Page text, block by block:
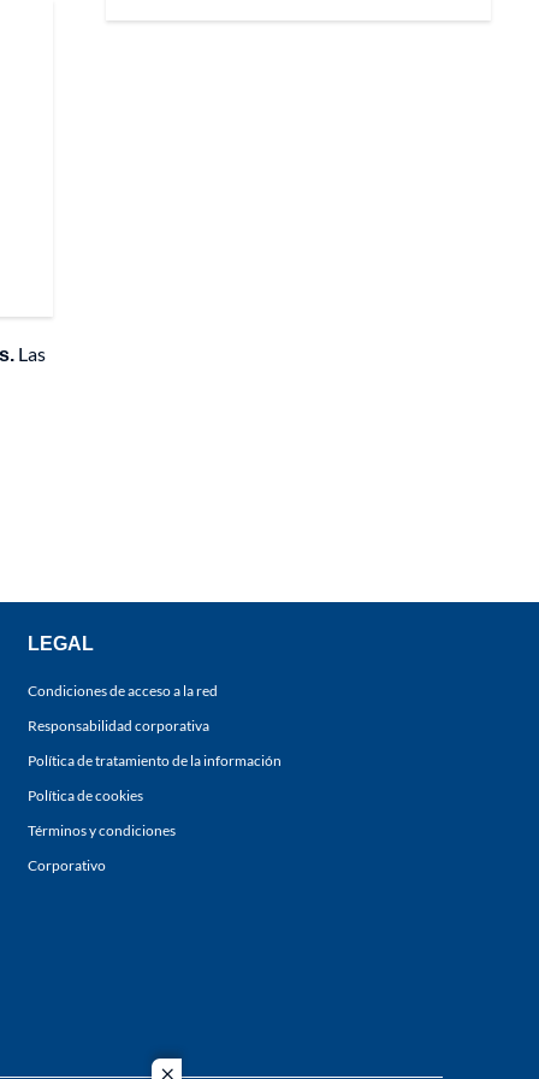
Las
LEGAL
Condiciones de acceso a la red
Responsabilidad corporativa
Política de tratamiento de la información
Política de cookies
Términos y condiciones
Corporativo